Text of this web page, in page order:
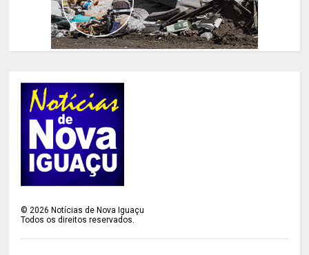
©2026 Notícias de Nova Iguaçu
Todos os direitos reservados.